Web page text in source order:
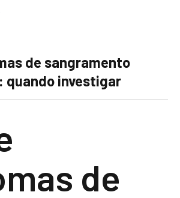
de sangramento
quando investigar
de